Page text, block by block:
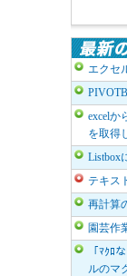
エクセ
excelか
を取得
Listbox
テキス
再計算
園芸作
「ﾏｸﾛ
ルのマ